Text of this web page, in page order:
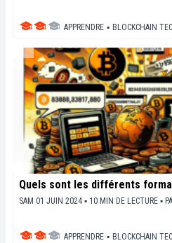
APPRENDRE ▪ BLOCKCHAIN
Quels sont les différents
SAM 01 JUIN 2024 ▪ 10 MIN DE LECTURE ▪
APPRENDRE ▪ BLOCKCHAIN